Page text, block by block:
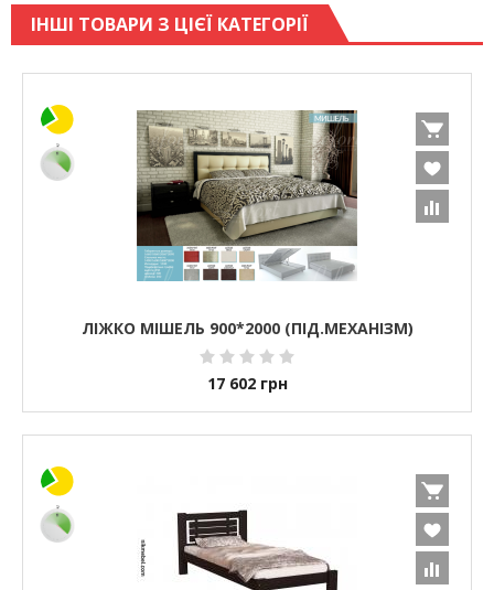
ІНШІ ТОВАРИ З ЦІЄЇ КАТЕГОРІЇ
ЛІЖКО МІШЕЛЬ 900*2000 (ПІД.МЕХАНІЗМ)
17 602 грн